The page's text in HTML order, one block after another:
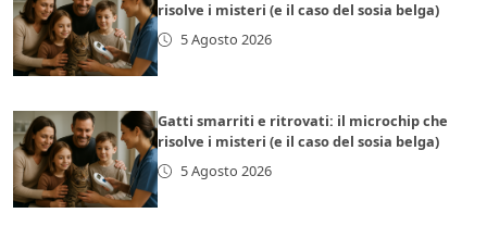
risolve i misteri (e il caso del sosia belga)
5 Agosto 2026
Gatti smarriti e ritrovati: il microchip che
risolve i misteri (e il caso del sosia belga)
5 Agosto 2026